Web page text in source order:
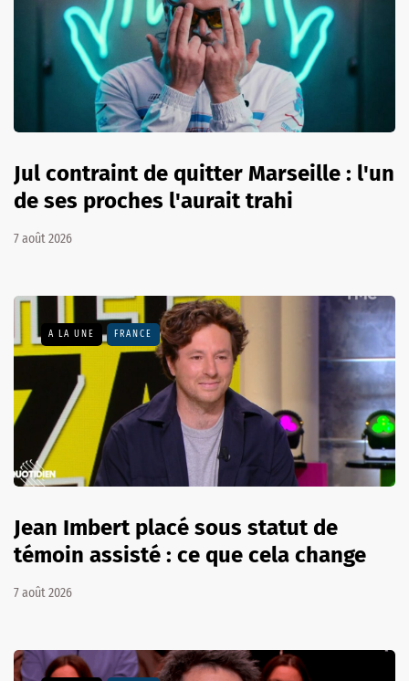
Jul contraint de quitter Marseille : l'un
de ses proches l'aurait trahi
7 août 2026
A LA UNE FRANCE
Jean Imbert placé sous statut de
témoin assisté : ce que cela change
7 août 2026